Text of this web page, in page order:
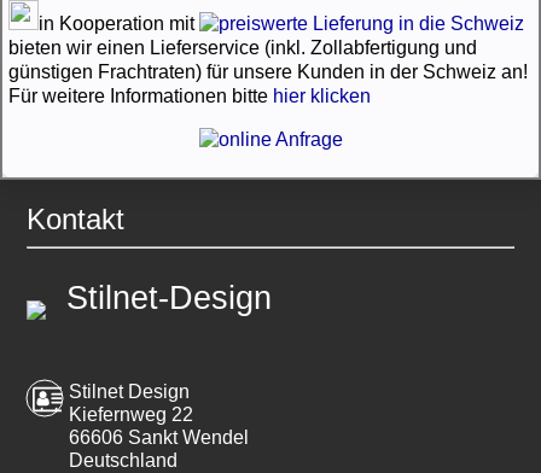
in Kooperation mit
bieten wir einen Lieferservice (inkl. Zollabfertigung und
günstigen Frachtraten) für unsere Kunden in der Schweiz an!
Für weitere Informationen bitte hier klicken
Kontakt
Stilnet-Design
Stilnet Design
Kiefernweg 22
66606 Sankt Wendel
Deutschland